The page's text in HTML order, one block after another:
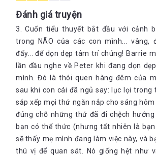
Đánh giá truyện
3. Cuốn tiểu thuyết bắt đầu với cảnh
trong NÃO của các con mình... vâng,
đấy... để dọn dẹp tâm trí chúng! Barrie
lần đầu nghe về Peter khi đang dọn
mình. Đó là thói quen hàng đêm của
sau khi con cái đã ngủ say: lục lọi trong
sắp xếp mọi thứ ngăn nắp cho sáng
đúng chỗ những thứ đã đi chệch hướng
bạn có thể thức (nhưng tất nhiên là
sẽ thấy mẹ mình đang làm việc này, và
thú vị để quan sát. Nó giống hệt như